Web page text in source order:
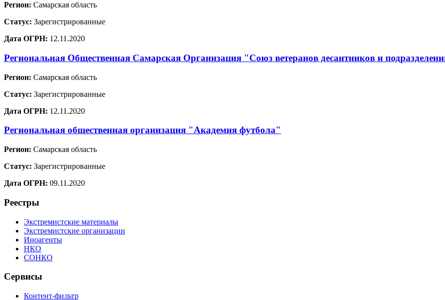
Регион: Самарская область
Статус: Зарегистрированные
Дата ОГРН: 12.11.2020
Региональная Общественная Самарская Организация "Союз ветеранов десантников и
Регион: Самарская область
Статус: Зарегистрированные
Дата ОГРН: 12.11.2020
Региональная общественная организация "Академия футбола"
Регион: Самарская область
Статус: Зарегистрированные
Дата ОГРН: 09.11.2020
Реестры
Экстремистские материалы
Экстремистские организации
Иноагенты
НКО
СОНКО
Сервисы
Контент-фильтр